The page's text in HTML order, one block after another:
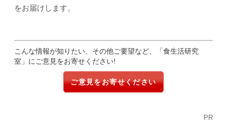
をお届けします。
こんな情報が知りたい、その他ご要望など、「食生活研究
室」にご意見をお寄せください!
ご意見をお寄せください
PR